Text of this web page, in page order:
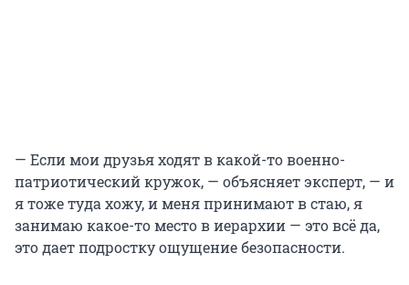
— Если мои друзья ходят в какой-то военно-
патриотический кружок, — объясняет эксперт, — и
я тоже туда хожу, и меня принимают в стаю, я
занимаю какое-то место в иерархии — это всё да,
это дает подростку ощущение безопасности.